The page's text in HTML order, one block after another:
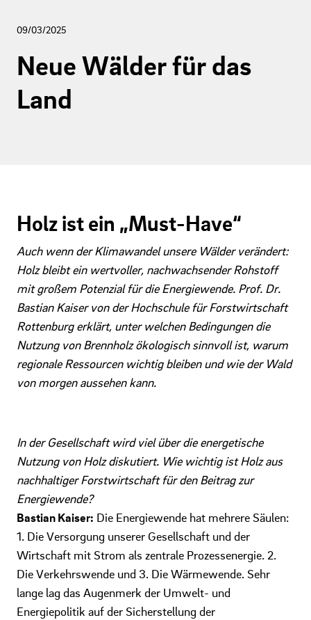
09/03/2025
Neue Wälder für das
Land
Holz ist ein „Must-Have“
Auch wenn der Klimawandel unsere Wälder verändert:
Holz bleibt ein wertvoller, nachwachsender Rohstoff
mit großem Potenzial für die Energiewende. Prof. Dr.
Bastian Kaiser von der Hochschule für Forstwirtschaft
Rottenburg erklärt, unter welchen Bedingungen die
Nutzung von Brennholz ökologisch sinnvoll ist, warum
regionale Ressourcen wichtig bleiben und wie der Wald
von morgen aussehen kann.
In der Gesellschaft wird viel über die energetische
Nutzung von Holz diskutiert. Wie wichtig ist Holz aus
nachhaltiger Forstwirtschaft für den Beitrag zur
Energiewende?
Bastian Kaiser: Die Energiewende hat mehrere Säulen:
1. Die Versorgung unserer Gesellschaft und der
Wirtschaft mit Strom als zentrale Prozessenergie. 2.
Die Verkehrswende und 3. Die Wärmewende. Sehr
lange lag das Augenmerk der Umwelt- und
Energiepolitik auf der Sicherstellung der